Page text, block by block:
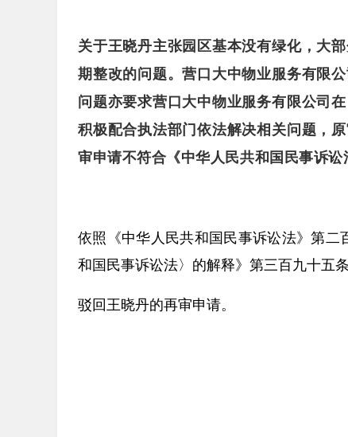
关于王晓丹主张园区基本没有绿化，大
期整改的问题。营口大中物业服务有限
问题亦要求营口大中物业服务有限公司
积极配合执法部门依法解决相关问题，
审申请不符合《中华人民共和国民事诉
依照《中华人民共和国民事诉讼法》第
和国民事诉讼法〉的解释》第三百九十五
驳回王晓丹的再审申请。